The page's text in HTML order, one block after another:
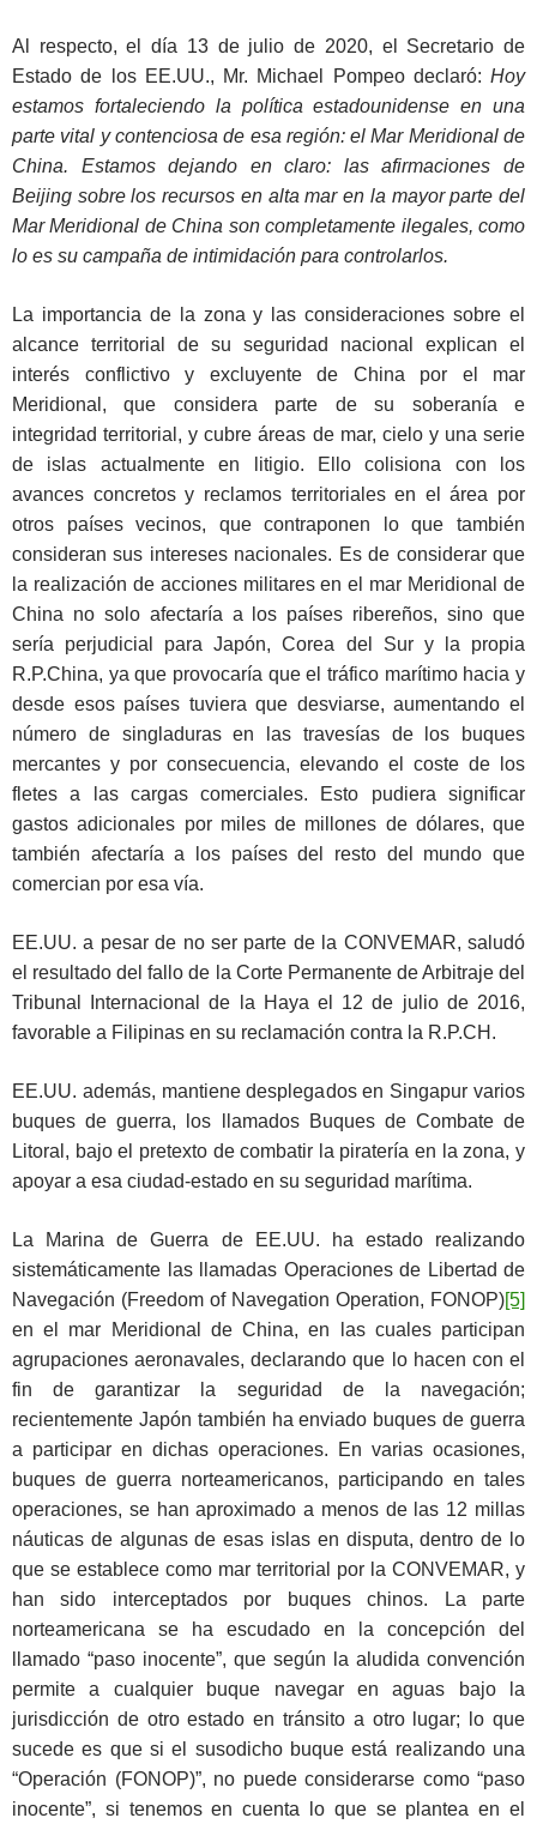
Al respecto, el día 13 de julio de 2020, el Secretario de
Estado de los EE.UU., Mr. Michael Pompeo declaró: Hoy
estamos fortaleciendo la política estadounidense en una
parte vital y contenciosa de esa región: el Mar Meridional de
China. Estamos dejando en claro: las afirmaciones de
Beijing sobre los recursos en alta mar en la mayor parte del
Mar Meridional de China son completamente ilegales, como
lo es su campaña de intimidación para controlarlos.
La importancia de la zona y las consideraciones sobre el
alcance territorial de su seguridad nacional explican el
interés conflictivo y excluyente de China por el mar
Meridional, que considera parte de su soberanía e
integridad territorial, y cubre áreas de mar, cielo y una serie
de islas actualmente en litigio. Ello colisiona con los
avances concretos y reclamos territoriales en el área por
otros países vecinos, que contraponen lo que también
consideran sus intereses nacionales. Es de considerar que
la realización de acciones militares en el mar Meridional de
China no solo afectaría a los países ribereños, sino que
sería perjudicial para Japón, Corea del Sur y la propia
R.P.China, ya que provocaría que el tráfico marítimo hacia y
desde esos países tuviera que desviarse, aumentando el
número de singladuras en las travesías de los buques
mercantes y por consecuencia, elevando el coste de los
fletes a las cargas comerciales. Esto pudiera significar
gastos adicionales por miles de millones de dólares, que
también afectaría a los países del resto del mundo que
comercian por esa vía.
EE.UU. a pesar de no ser parte de la CONVEMAR, saludó
el resultado del fallo de la Corte Permanente de Arbitraje del
Tribunal Internacional de la Haya el 12 de julio de 2016,
favorable a Filipinas en su reclamación contra la R.P.CH.
EE.UU. además, mantiene desplegados en Singapur varios
buques de guerra, los llamados Buques de Combate de
Litoral, bajo el pretexto de combatir la piratería en la zona, y
apoyar a esa ciudad-estado en su seguridad marítima.
La Marina de Guerra de EE.UU. ha estado realizando
sistemáticamente las llamadas Operaciones de Libertad de
Navegación (Freedom of Navegation Operation, FONOP)[5]
en el mar Meridional de China, en las cuales participan
agrupaciones aeronavales, declarando que lo hacen con el
fin de garantizar la seguridad de la navegación;
recientemente Japón también ha enviado buques de guerra
a participar en dichas operaciones. En varias ocasiones,
buques de guerra norteamericanos, participando en tales
operaciones, se han aproximado a menos de las 12 millas
náuticas de algunas de esas islas en disputa, dentro de lo
que se establece como mar territorial por la CONVEMAR, y
han sido interceptados por buques chinos. La parte
norteamericana se ha escudado en la concepción del
llamado “paso inocente”, que según la aludida convención
permite a cualquier buque navegar en aguas bajo la
jurisdicción de otro estado en tránsito a otro lugar; lo que
sucede es que si el susodicho buque está realizando una
“Operación (FONOP)”, no puede considerarse como “paso
inocente”, si tenemos en cuenta lo que se plantea en el